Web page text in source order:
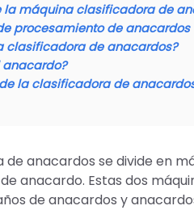
la máquina clasificadora de
procesamiento de anacardos
clasificadora de anacardos?
la clasificadora de
de anacardos se divide en
anacardo. Estas dos
de anacardos y